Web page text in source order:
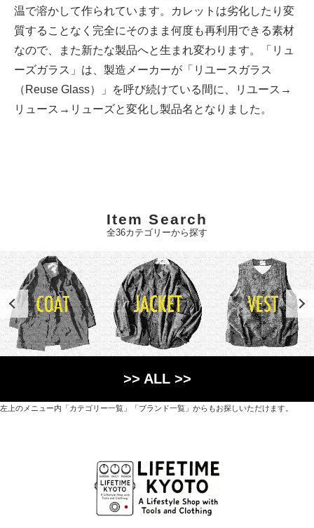
温で溶かして作られています。カレットは劣化したり変
質することなく完全にそのまま何度も再利用できる素材
なので、また新たな製品へと生まれ変わります。「リュ
ーズガラス」は、製造メーカーが「リユースガラス
（Reuse Glass）」を呼び続けている間に、リユース→
リュース→リューズと変化し製品名となりました。
Item Search
全36カテゴリーから探す
>> ALL >>
左上のメニュー内「カテゴリー一覧」「ブランド一覧」からもお探しいただけます。
オリジナルを含むファッションアイテムが中心の
京都・紫野にあるライフスタイルショップです。
京都府京都市北区紫野上築山町21（1階と2階）